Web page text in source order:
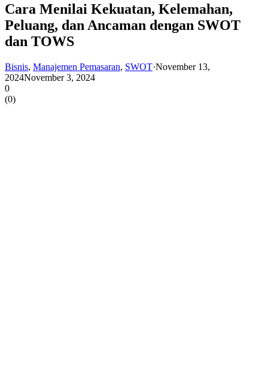
Cara Menilai Kekuatan, Kelemahan,
Peluang, dan Ancaman dengan SWOT
dan TOWS
Bisnis, Manajemen Pemasaran, SWOT·November 13,
2024November 3, 2024
0
(0)